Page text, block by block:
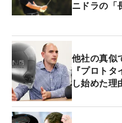
ニドラの「
他社の真似
『プロト
し始めた理